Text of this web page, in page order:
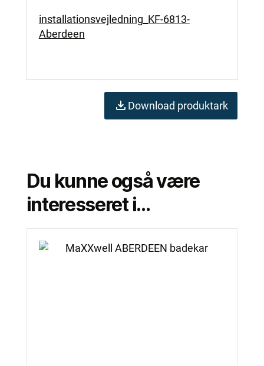
installationsvejledning_KF-6813-
Aberdeen
Download produktark
Du kunne også være
interesseret i…
Dette